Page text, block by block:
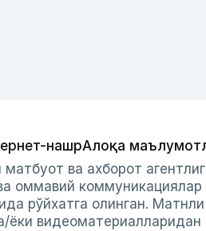
нашрАлоқа
ва ахборот
оммавий
рўйхатга олинган.
ёки